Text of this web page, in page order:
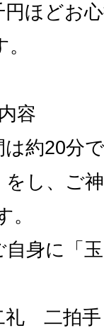
ほどお
容
約20分
し、ご
。
身に「
礼 二拍